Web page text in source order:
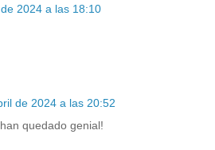
2024 a las 18:10
de 2024 a las 20:52
quedado genial!